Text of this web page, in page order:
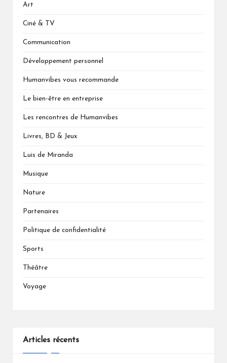
Art
Ciné & TV
Communication
Développement personnel
Humanvibes vous recommande
Le bien-être en entreprise
Les rencontres de Humanvibes
Livres, BD & Jeux
Luis de Miranda
Musique
Nature
Partenaires
Politique de confidentialité
Sports
Théâtre
Voyage
Articles récents